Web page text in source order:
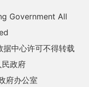
Government All
中心许可不得转载
民政府
府办公室